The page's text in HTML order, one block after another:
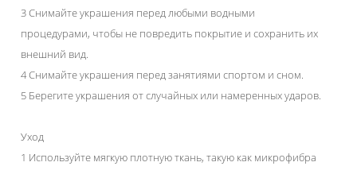
3 Снимайте украшения перед любыми водными
процедурами, чтобы не повредить покрытие и сохранить их
внешний вид.
4 Снимайте украшения перед занятиями спортом и сном.
5 Берегите украшения от случайных или намеренных ударов.
Уход
1 Используйте мягкую плотную ткань, такую как микрофибра